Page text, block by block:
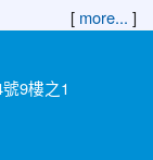
[ more... ]
9樓之1